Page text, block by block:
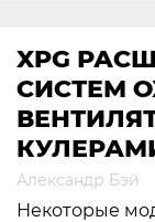
XPG
СИСТЕМ
Александр Бэй
Некоторые